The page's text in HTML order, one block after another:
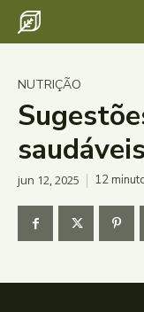
NUTRIÇÃO
jun 12, 2025 12